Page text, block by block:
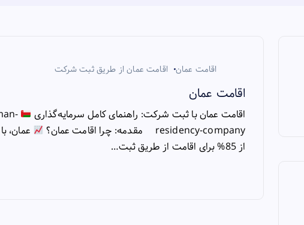
اقامت عمان اقامت عمان از طریق ثبت شرکت
اقامت عمان
اقامت عمان با ثبت شرکت: راهنمای کامل سرمایه‌گذاری
residency-company مقدمه: چرا اقامت عمان؟
عمان،
از 85% برای اقامت از طریق ثبت…